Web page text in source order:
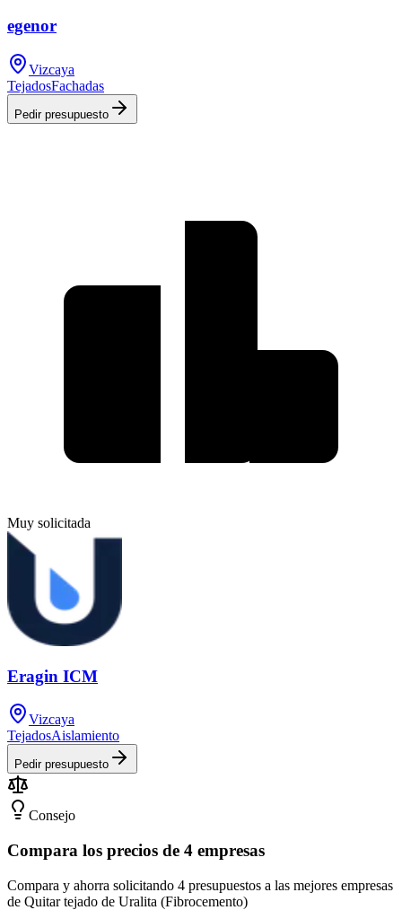
egenor
Vizcaya
TejadosFachadas
Pedir presupuesto
Muy solicitada
Eragin ICM
Vizcaya
TejadosAislamiento
Pedir presupuesto
Consejo
Compara los precios de 4 empresas
Compara y ahorra solicitando 4 presupuestos a las mejores empresas
de Quitar tejado de Uralita (Fibrocemento)